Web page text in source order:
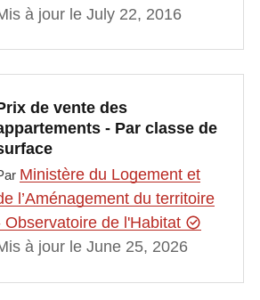
à jour le July 22, 2016
de vente des
- Par classe de
Ministère du Logement et
l’Aménagement du territoire
Observatoire de l'Habitat
à jour le June 25, 2026